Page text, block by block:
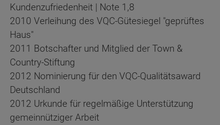
Kundenzufriedenheit | Note 1,8
2010 Verleihung des VQC-Gütesiegel "geprüftes
Haus"
2011 Botschafter und Mitglied der Town &
Country-Stiftung
2012 Nominierung für den VQC-Qualitätsaward
Deutschland
2012 Urkunde für regelmäßige Unterstützung
gemeinnütziger Arbeit